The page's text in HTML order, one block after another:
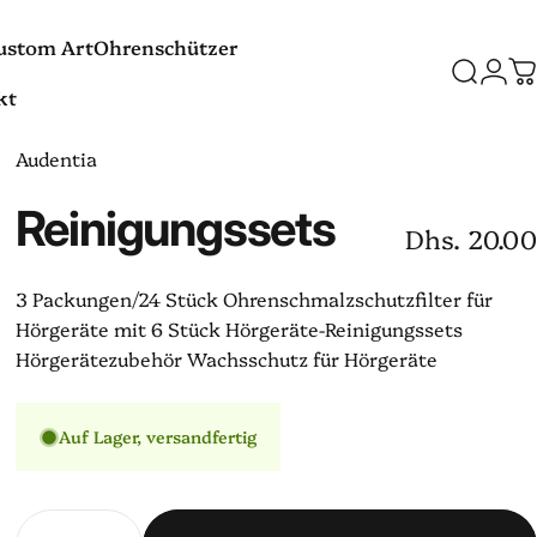
Art
Custom Art
Ohrenschützer
Suche
Audentia
Reinigungssets Dhs. 20.00
3 Packungen/24 Stück Ohrenschmalzschutzfilter für
Hörgeräte mit 6 Stück Hörgeräte-Reinigungssets
Hörgerätezubehör Wachsschutz für Hörgeräte
Auf Lager, versandfertig
Anzahl